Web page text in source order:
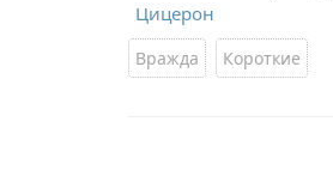
Цицерон
Вражда Короткие